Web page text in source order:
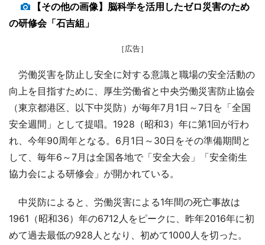
【その他の画像】脳科学を活用したゼロ災害のため
の研修会「石吉組」
［広告］
労働災害を防止し安全に対する意識と職場の安全活動の
向上を目指すために、厚生労働省と中央労働災害防止協会
（東京都港区、以下中災防）が毎年7月1日～7日を「全国
安全週間」として提唱。1928（昭和3）年に第1回が行わ
れ、今年90周年となる。6月1日～30日をその準備期間と
して、毎年6～7月は全国各地で「安全大会」「安全衛生
協力会による研修会」が開かれている。
中災防によると、労働災害による1年間の死亡事故は
1961（昭和36）年の6712人をピークに、昨年2016年に初
めて過去最低の928人となり、初めて1000人を切った。